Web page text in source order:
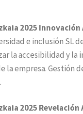
2025
e inclusión SL
la accesibilidad y
la empresa. Gestión
2025